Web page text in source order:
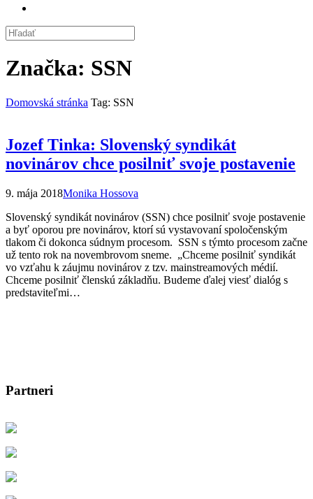
Značka: SSN
Domovská stránka Tag: SSN
Jozef Tinka: Slovenský syndikát
novinárov chce posilniť svoje postavenie
9. mája 2018Monika Hossova
Slovenský syndikát novinárov (SSN) chce posilniť svoje postavenie
a byť oporou pre novinárov, ktorí sú vystavovaní spoločenským
tlakom či dokonca súdnym procesom. SSN s týmto procesom začne
už tento rok na novembrovom sneme. „Chceme posilniť syndikát
vo vzťahu k záujmu novinárov z tzv. mainstreamových médií.
Chceme posilniť členskú základňu. Budeme ďalej viesť dialóg s
predstaviteľmi…
Partneri